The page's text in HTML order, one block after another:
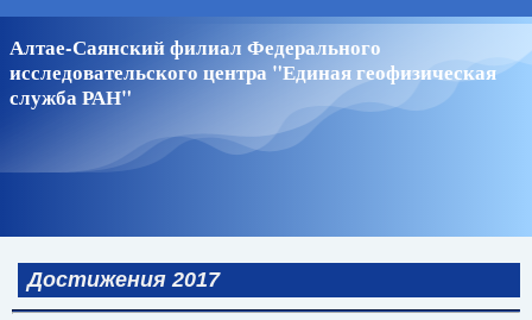
основному
содержанию
Алтае-Саянский филиал Федерального
исследовательского центра "Единая геофизическая
служба РАН"
Достижения 2017